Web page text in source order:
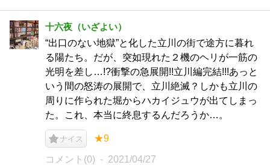
十六夜（いざよい）
“出口のない地獄”と化した立川の街で途方に暮れ
る陽たち。だが、突如現れた２機のヘリが一筋の
光明を差し…!?衝撃の急展開!!立川編完結!!!あっと
いう間の怒涛の展開で、立川絶滅？しかも立川の
周りに作られた堀からハカイジュウが出てしまっ
た。これ、本当に終息するんだろうか…。
ナイス ★9
コメント(0) 2021/04/27